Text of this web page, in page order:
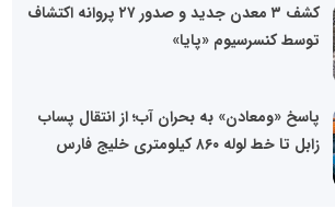
کشف ۳ معدن جدید و صدور ۲۷ پروانه اکتشاف
توسط کنسرسیوم «پایا»
پاسخ «ومعادن» به بحران آب؛ از انتقال پساب
زابل تا خط لوله ۸۶۰ کیلومتری خلیج فارس